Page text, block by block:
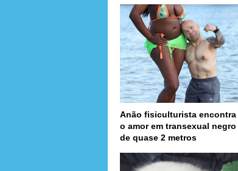
Anão fisiculturista encontra
o amor em transexual negro
de quase 2 metros